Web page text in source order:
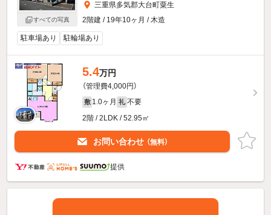
すべての写真
三重県多気郡大台町粟生
2階建 / 19年10ヶ月 / 木造
駐車場あり 駐輪場あり
5.4万円
（管理費4,000円）
敷 1.0ヶ月 礼 不要
2階 / 2LDK / 52.95㎡
お問い合わせ （無料）
提供